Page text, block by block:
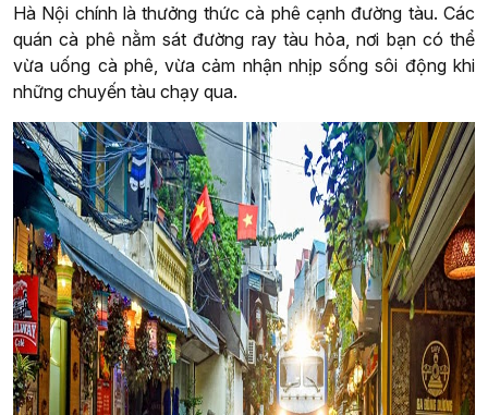
Hà Nội chính là thưởng thức cà phê cạnh đường tàu. Các
quán cà phê nằm sát đường ray tàu hỏa, nơi bạn có thể
vừa uống cà phê, vừa cảm nhận nhịp sống sôi động khi
những chuyến tàu chạy qua.